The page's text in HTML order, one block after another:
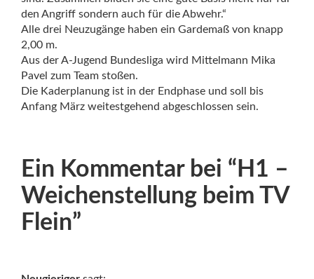
den Angriff sondern auch für die Abwehr.“
Alle drei Neuzugänge haben ein Gardemaß von knapp
2,00 m.
Aus der A-Jugend Bundesliga wird Mittelmann Mika
Pavel zum Team stoßen.
Die Kaderplanung ist in der Endphase und soll bis
Anfang März weitestgehend abgeschlossen sein.
Ein Kommentar bei “ H1 –
Weichenstellung beim TV
Flein”